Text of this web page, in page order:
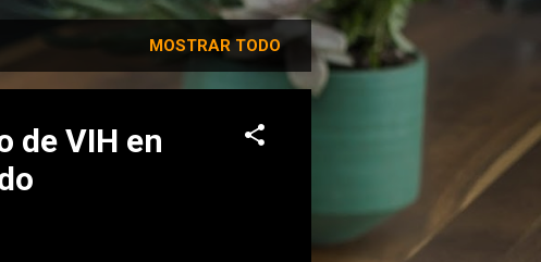
MOSTRAR TODO
de VIH en